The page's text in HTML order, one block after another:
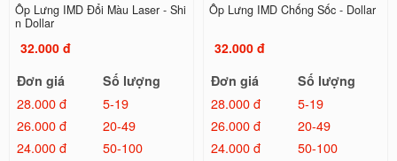
Ốp Lưng IMD Đổi Màu Laser - Shi
n Dollar
32.000 đ
Đơn giá
Số lượng
28.000 đ
5-19
26.000 đ
20-49
24.000 đ
50-100
Ốp Lưng IMD Chống Sốc - Dollar
32.000 đ
Đơn giá
Số lượng
28.000 đ
5-19
26.000 đ
20-49
24.000 đ
50-100